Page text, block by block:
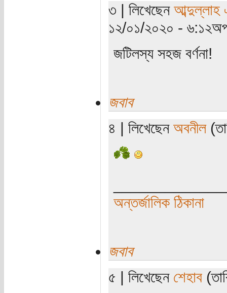
৩ | লিখেছেন
১২/০১/২০২০ -
জটিলস্য সহজ বর্ণনা!
জবাব
৪ | লিখেছেন অবনীল
অন্তর্জালিক ঠিকানা
জবাব
৫ | লিখেছেন শেহাব